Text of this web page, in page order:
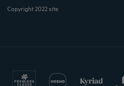
Copyright 2022 site